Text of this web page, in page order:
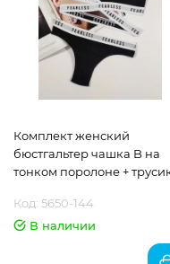
Комплект женский
бюстгальтер чашка B на
тонком поролоне +
Код: 5650-144
В наличии